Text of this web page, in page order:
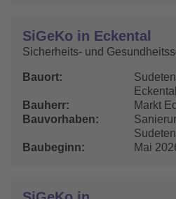
SiGeKo in Eckental
Sicherheits- und
Bauort
Bauherr
Markt
Bauvorhaben
Baubeginn
Mai